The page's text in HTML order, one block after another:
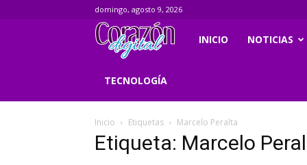
domingo, agosto 9, 2026
Corazondigital.net
INICIO NOTICIAS
TECNOLOGÍA
Inicio Etiquetas Marcelo Peralta
Etiqueta: Marcelo